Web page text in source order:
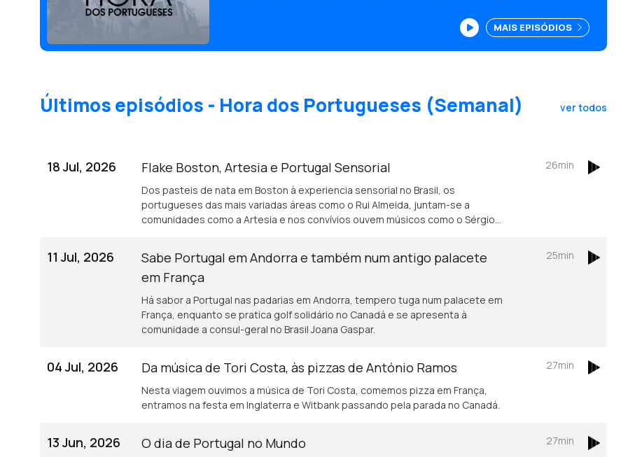
MAIS EPISÓDIOS
Últimos episódios - Hora dos Portugueses (Semanal) ver todos
18 Jul, 2026 Flake Boston, Artesia e Portugal Sensorial
Dos pasteis de nata em Boston à experiencia sensorial no Brasil, os
portugueses das mais variadas áreas como o Rui Almeida, juntam-se a
comunidades como a Artesia e nos convívios ouvem músicos como o Sérgio
26min
11 Jul, 2026
Sabe Portugal em Andorra e também num antigo palacete
em França
Há sabor a Portugal nas padarias em Andorra, tempero tuga num palacete em
França, enquanto se pratica golf solidário no Canadá e se apresenta à
comunidade a consul-geral no Brasil Joana Gaspar.
25min
04 Jul, 2026 Da música de Tori Costa, às pizzas de António Ramos
Nesta viagem ouvimos a música de Tori Costa, comemos pizza em França,
entramos na festa em Inglaterra e Witbank passando pela parada no Canadá.
27min
13 Jun, 2026 O dia de Portugal no Mundo 27min